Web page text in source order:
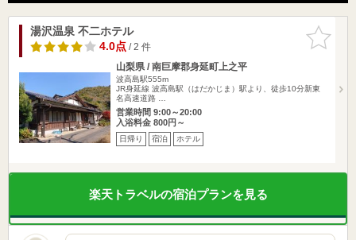
お気に入
りに追加
湯沢温泉 不二ホテル
4.0点/ 2 件
山梨県 / 南巨摩郡身延町上之平
波高島駅555m
JR身延線 波高島駅（はだかじま）駅より、徒歩10分新東
名高速道路 …
営業時間 9:00～20:00
入浴料金 800円～
日帰り 宿泊 ホテル
楽天トラベルの宿泊プランを見る